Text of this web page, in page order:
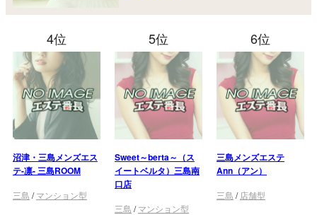
4位
沼津・三島メンズエス
テ-凛- 三島ROOM
三島 /マンション型
5位
Sweet～berta～（ス
イートベルタ）三島南
口店
三島 /マンション型
6位
三島メンズエステ
Ann（アン）
三島 / 店舗型